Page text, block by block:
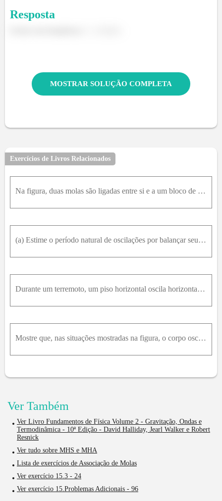
Resposta
MOSTRAR SOLUÇÃO COMPLETA
Exercícios de Livros Relacionados
Na figura, duas molas são ligadas entre si e a um bloco de massa 0,245k g que oscila em um piso sem atrito. As duas molas possuem uma constante elástica k = 6430N / m . Qual é a frequência das oscilaç
(a) Estime o período natural de oscilações por balançar seus braços quando você anda, quando suas mãos estão vazias. (b) Agora estime o período natural de oscilação quando você está carregando uma mal
Durante um terremoto, um piso horizontal oscila horizontalmente em um movimento harmônico simples aproximado. Suponha que ele oscile em uma única frequência, com 0,80s de período. (a) Após o terremoto
Mostre que, nas situações mostradas na figura, o corpo oscila com uma frequência f = 1 2 π k e f m , onde k e f é dado por (a) k e f = k 1 + k 2 e (b) 1 / k e f = 1 / k 1 + 1 / k 2 . Dica: Determine a
Ver Também
Ver Livro Fundamentos de Física Volume 2 - Gravitação, Ondas e
Termodinâmica - 10ª Edição - David Halliday, Jearl Walker e Robert
Resnick
Ver tudo sobre MHS e MHA
Lista de exercícios de Associação de Molas
Ver exercício 15.3 - 24
Ver exercício 15.Problemas Adicionais - 96